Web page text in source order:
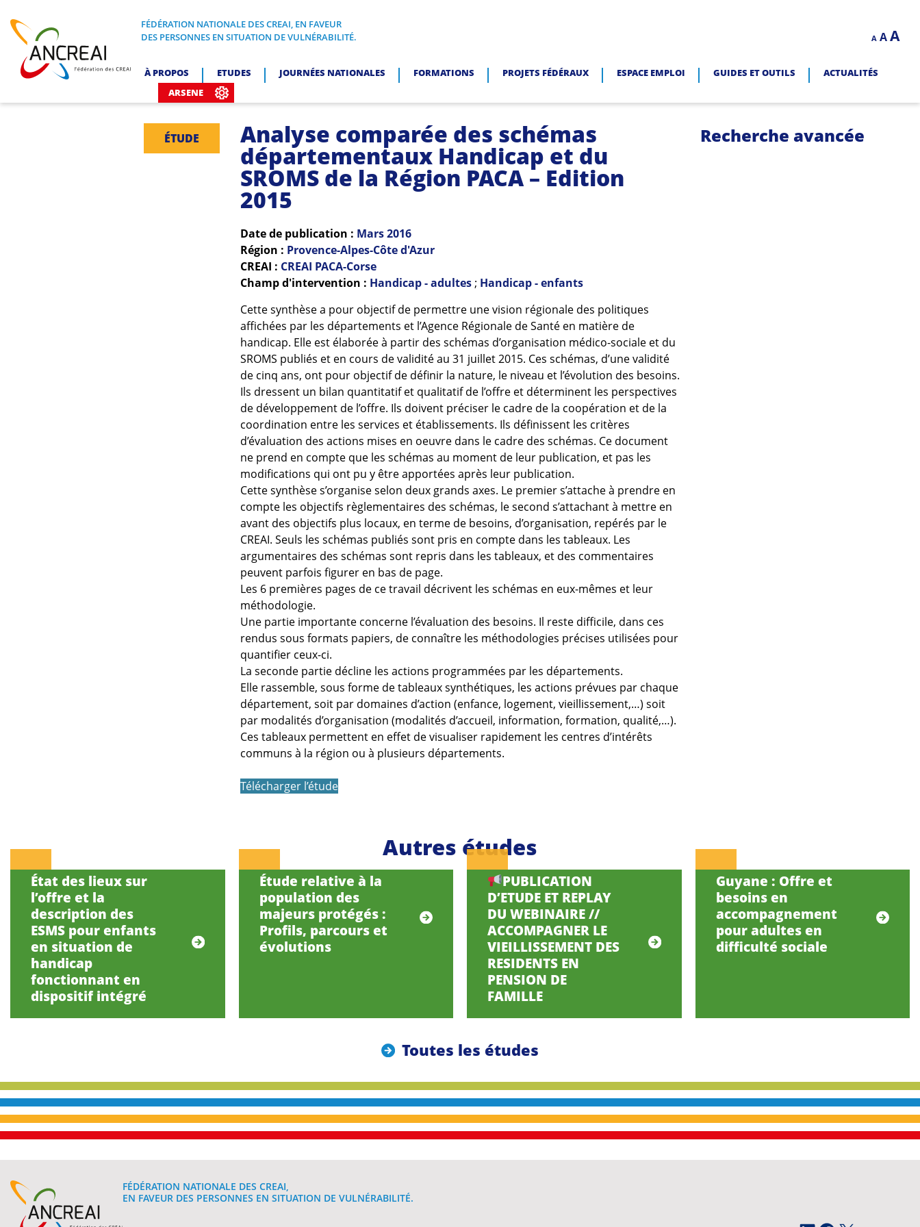
content
ANCREAI
FÉDÉRATION NATIONALE DES CREAI, EN FAVEUR DES PERSONNES EN SITUATION DE VULNÉRABILITÉ.
FÉDÉRATION NATIONALE DES CREAI, EN FAVEUR
DES PERSONNES EN SITUATION DE VULNÉRABILITÉ.
A
Decrease
font
A Reset
A
À PROPOS ETUDES JOURNÉES NATIONALES FORMATIONS PROJETS FÉDÉRAUX ESPACE EMPLOI GUIDES ET OUTILS
ACTUALITÉS
ARSENE
ÉTUDE Analyse comparée des schémas
départementaux Handicap et du
SROMS de la Région PACA – Edition
2015
Date de publication : Mars2016
Région : Provence-Alpes-Côte d'Azur
CREAI : CREAI PACA-Corse
Champ d'intervention : Handicap - adultes; Handicap - enfants
Cette synthèse a pour objectif de permettre une vision régionale des politiques
affichées par les départements et l’Agence Régionale de Santé en matière de
handicap. Elle est élaborée à partir des schémas d’organisation médico-sociale et du
SROMS publiés et en cours de validité au 31 juillet 2015. Ces schémas, d’une validité
de cinq ans, ont pour objectif de définir la nature, le niveau et l’évolution des besoins.
Ils dressent un bilan quantitatif et qualitatif de l’offre et déterminent les perspectives
de développement de l’offre. Ils doivent préciser le cadre de la coopération et de la
coordination entre les services et établissements. Ils définissent les critères
d’évaluation des actions mises en oeuvre dans le cadre des schémas. Ce document
ne prend en compte que les schémas au moment de leur publication, et pas les
modifications qui ont pu y être apportées après leur publication.
Cette synthèse s’organise selon deux grands axes. Le premier s’attache à prendre en
compte les objectifs règlementaires des schémas, le second s’attachant à mettre en
avant des objectifs plus locaux, en terme de besoins, d’organisation, repérés par le
CREAI. Seuls les schémas publiés sont pris en compte dans les tableaux. Les
argumentaires des schémas sont repris dans les tableaux, et des commentaires
peuvent parfois figurer en bas de page.
Les 6 premières pages de ce travail décrivent les schémas en eux-mêmes et leur
méthodologie.
Une partie importante concerne l’évaluation des besoins. Il reste difficile, dans ces
rendus sous formats papiers, de connaître les méthodologies précises utilisées pour
quantifier ceux-ci.
La seconde partie décline les actions programmées par les départements.
Elle rassemble, sous forme de tableaux synthétiques, les actions prévues par chaque
département, soit par domaines d’action (enfance, logement, vieillissement,…) soit
par modalités d’organisation (modalités d’accueil, information, formation, qualité,…).
Ces tableaux permettent en effet de visualiser rapidement les centres d’intérêts
communs à la région ou à plusieurs départements.
Télécharger l’étude
Recherche avancée
Autres études
État des lieux sur
l’offre et la
description des
ESMS pour enfants
en situation de
handicap
fonctionnant en
dispositif intégré
Étude relative à la
population des
majeurs protégés :
Profils, parcours et
évolutions
PUBLICATION
D’ETUDE ET REPLAY
DU WEBINAIRE //
ACCOMPAGNER LE
VIEILLISSEMENT DES
RESIDENTS EN
PENSION DE
FAMILLE
Guyane : Offre et
besoins en
accompagnement
pour adultes en
difficulté sociale
Toutes les études
FÉDÉRATION NATIONALE DES CREAI,
EN FAVEUR DES PERSONNES EN SITUATION DE VULNÉRABILITÉ.